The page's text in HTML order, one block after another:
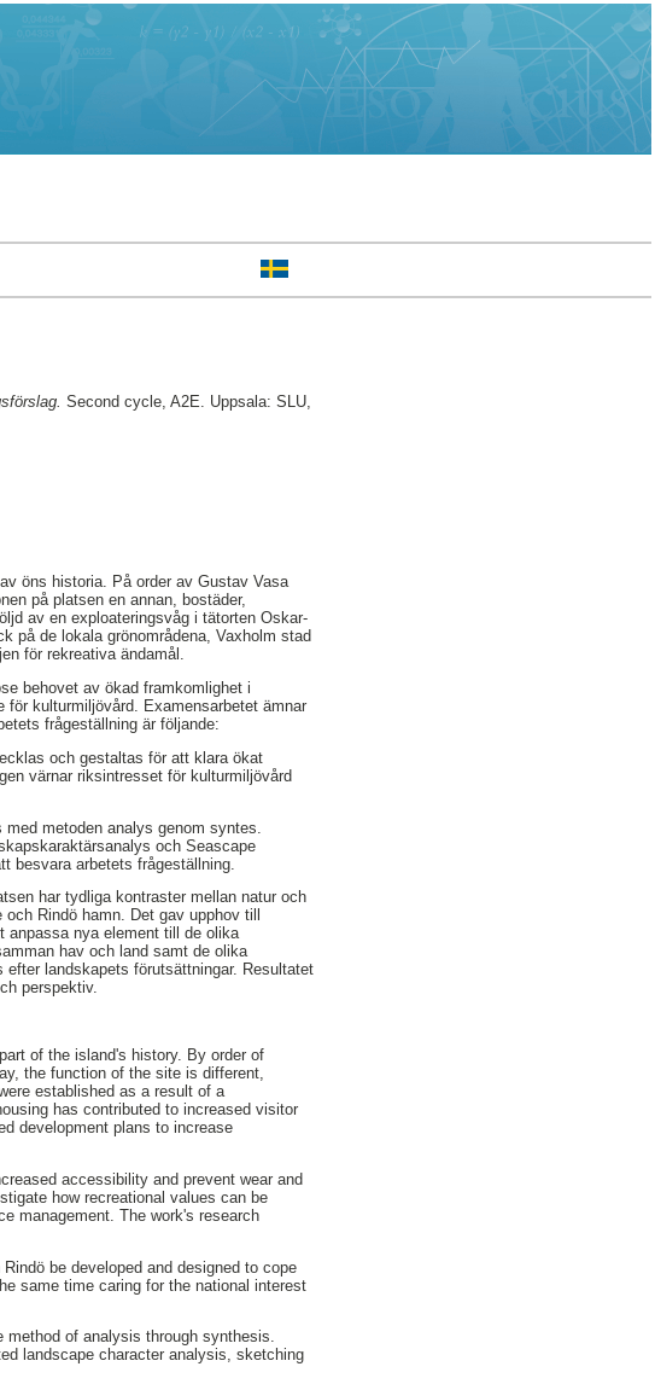
Second cycle, A2E. Uppsala: SLU,
öns historia. På order av Gustav Vasa
på platsen en annan, bostäder,
av en exploateringsvåg i tätorten Oskar-
på de lokala grönområdena, Vaxholm stad
för rekreativa ändamål.
behovet av ökad framkomlighet i
för kulturmiljövård. Examensarbetet ämnar
frågeställning är följande:
och gestaltas för att klara ökat
värnar riksintresset för kulturmiljövård
metoden analys genom syntes.
och Seascape
besvara arbetets frågeställning.
har tydliga kontraster mellan natur och
Rindö hamn. Det gav upphov till
anpassa nya element till de olika
hav och land samt de olika
landskapets förutsättningar. Resultatet
perspektiv.
of the island's history. By order of
the function of the site is different,
established as a result of a
has contributed to increased visitor
development plans to increase
accessibility and prevent wear and
how recreational values can be
management. The work's research
be developed and designed to cope
same time caring for the national interest
method of analysis through synthesis.
landscape character analysis, sketching